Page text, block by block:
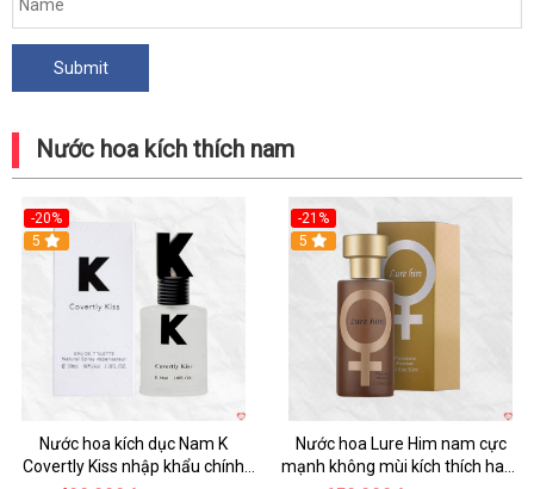
Nước hoa kích thích nam
-20%
5
Nước hoa kích dục Nam K
Covertly Kiss nhập khẩu chính
-21%
5
Nước hoa Lure Him nam cực
mạnh không mùi kích thích ham